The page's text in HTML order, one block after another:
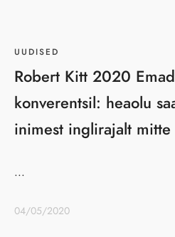
UUDISED
Robert Kitt 2020
konverentsil: heaolu
inimest inglirajalt mitte
...
04/05/2020